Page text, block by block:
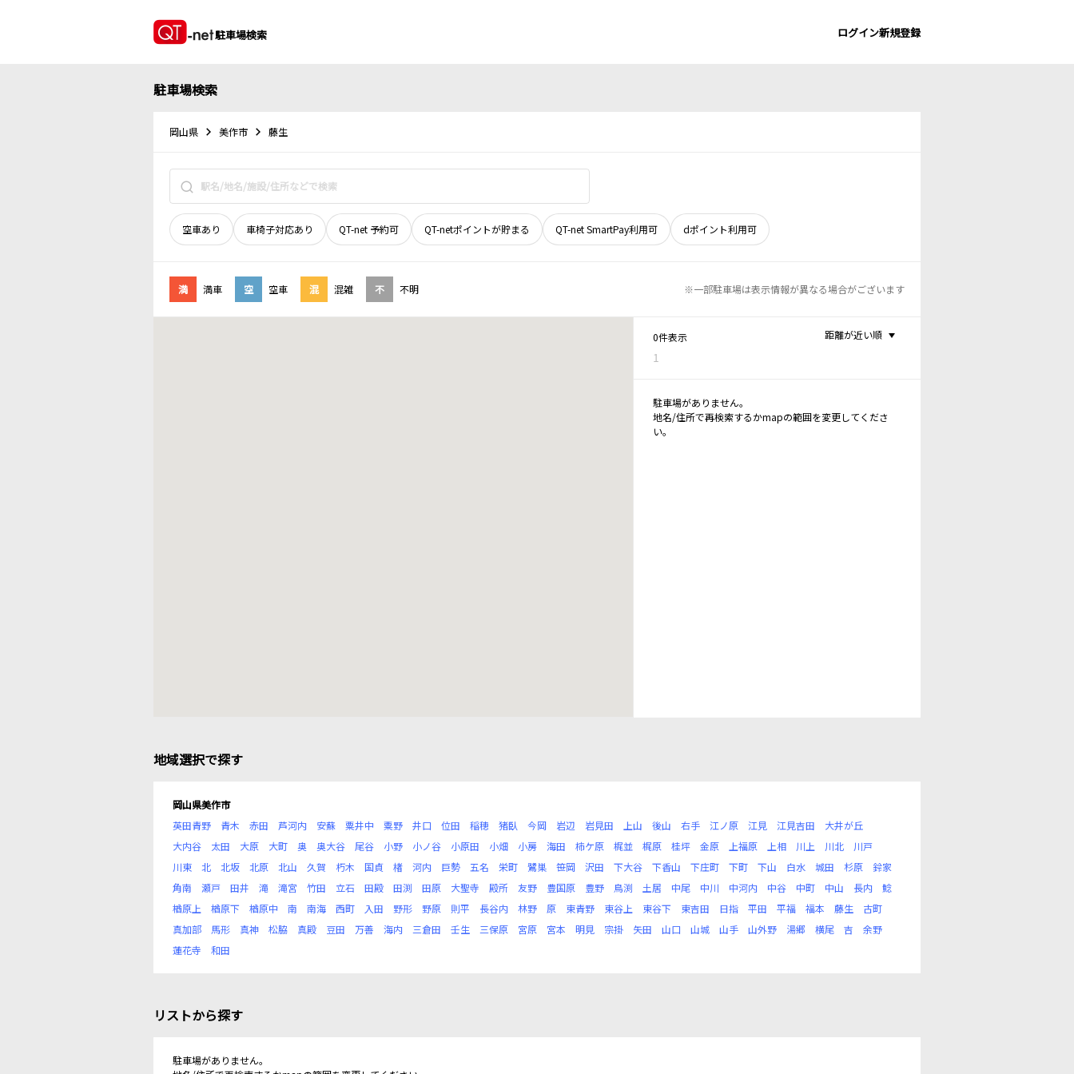
駐車場検索 ログイン新規登録
駐車場検索
岡山県 美作市 藤生
空車あり 車椅子対応あり QT-net 予約可 QT-netポイントが貯まる QT-net SmartPay利用可 dポイント利用可
満 満車 空 空車 混 混雑 不 不明 ※一部駐車場は表示情報が異なる場合がございます
0件表示
1
距離が近い順
駐車場がありません。
地名/住所で再検索するかmapの範囲を変更してくださ
い。
地域選択で探す
岡山県美作市
英田青野
青木 赤田 芦河内 安蘇 粟井中 粟野 井口 位田 稲穂 猪臥 今岡 岩辺 岩見田 上山 後山 右手 江ノ原 江見 江見吉田
大井が丘
大内谷
太田 大原 大町 奥 奥大谷 尾谷 小野 小ノ谷 小原田 小畑 小房 海田 柿ケ原 梶並 梶原 桂坪 金原 上福原 上相 川上 川北
川戸
川東
北 北坂 北原 北山 久賀 朽木 国貞 楮 河内 巨勢 五名 栄町 鷺巣 笹岡 沢田 下大谷 下香山 下庄町 下町 下山 白水 城田 杉原
鈴家
角南
瀬戸 田井 滝 滝宮 竹田 立石 田殿 田渕 田原 大聖寺 殿所 友野 豊国原 豊野 鳥渕 土居 中尾 中川 中河内 中谷 中町 中山 長内
鯰
楢原上
楢原下 楢原中 南 南海 西町 入田 野形 野原 則平 長谷内 林野 原 東青野 東谷上 東谷下 東吉田 日指 平田 平福 福本 藤生
古町
真加部
馬形 真神 松脇 真殿 豆田 万善 海内 三倉田 壬生 三保原 宮原 宮本 明見 宗掛 矢田 山口 山城 山手 山外野 湯郷 横尾 吉
余野
蓮花寺
和田
リストから探す
駐車場がありません。